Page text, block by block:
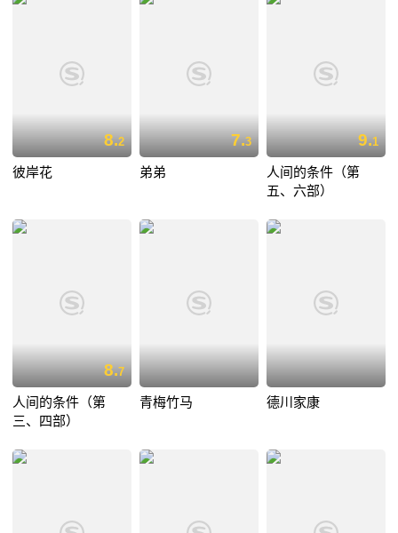
8.2
彼岸花
7.3
弟弟
9.1
人间的条件（第
五、六部）
8.7
人间的条件（第
三、四部）
青梅竹马 德川家康